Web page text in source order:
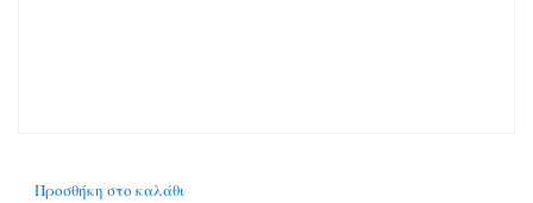
Προσθήκη στο καλάθι